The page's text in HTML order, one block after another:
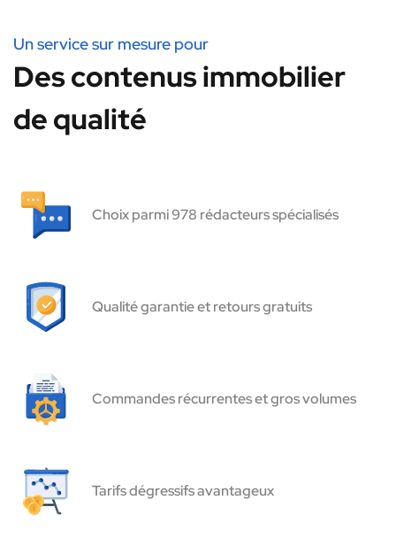
Un service sur mesure pour
Des contenus immobilier
de qualité
Choix parmi 978 rédacteurs spécialisés
Qualité garantie et retours gratuits
Commandes récurrentes et gros volumes
Tarifs dégressifs avantageux